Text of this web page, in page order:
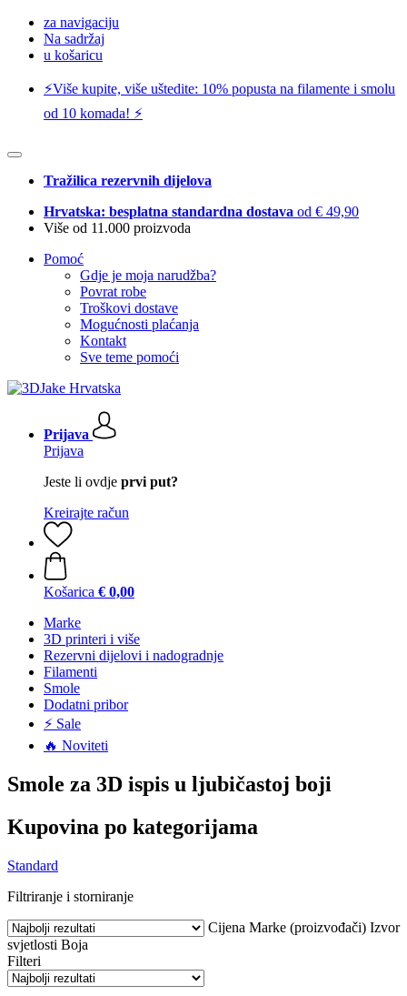
za navigaciju
Na sadržaj
u košaricu
⚡️Više kupite, više uštedite: 10% popusta na filamente i smolu
od 10 komada! ⚡️
Tražilica rezervnih dijelova
Hrvatska: besplatna standardna dostava od € 49,90
Više od 11.000 proizvoda
Pomoć
Gdje je moja narudžba?
Povrat robe
Troškovi dostave
Mogućnosti plaćanja
Kontakt
Sve teme pomoći
Prijava
Prijava
Jeste li ovdje prvi put?
Kreirajte račun
Košarica € 0,00
Marke
3D printeri i više
Rezervni dijelovi i nadogradnje
Filamenti
Smole
Dodatni pribor
⚡ Sale
🔥 Noviteti
Smole za 3D ispis u ljubičastoj boji
Kupovina po kategorijama
Standard
Filtriranje i storniranje
Cijena Marke (proizvođači) Izvor
svjetlosti Boja
Filteri